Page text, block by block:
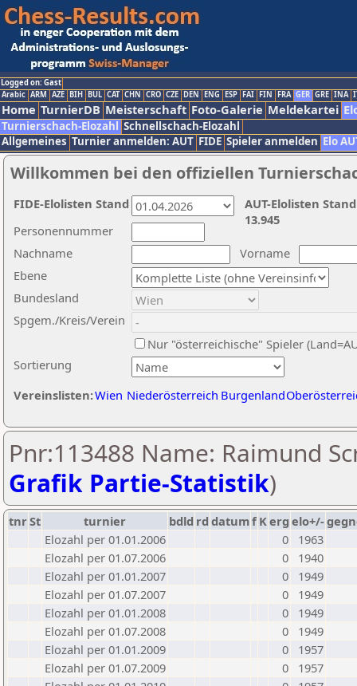
Logged on: Gast
Arabic ARM AZE BIH BUL CAT CHN CRO CZE DEN ENG ESP FAI FIN FRA GER GRE INA
Home TurnierDB Meisterschaft Foto-Galerie Meldekartei
Turnierschach-Elozahl Schnellschach-Elozahl
Allgemeines Turnier anmelden: AUT FIDE Spieler anmelden Elo
Willkommen bei den offiziellen
Nachname
Vorname
Ebene
Sortierung
Personennummer
Bundesland
Spgem./Kreis/Verein
Nur "österreichische" Spieler
Vereinslisten:Wien Niederösterreich Burgenland
AUT-Elolisten
13.945
FIDE-Elolisten Stand
Pnr:113488 Name: Raimund
Grafik Partie-Statistik)
tnrSt turnier bdld rd datumf Kerg elo+/-
Elozahl per 01.01.2006
0
1963
Elozahl per 01.07.2006
0
1940
Elozahl per 01.01.2007
0
1949
Elozahl per 01.07.2007
0
1949
Elozahl per 01.01.2008
0
1949
Elozahl per 01.07.2008
0
1949
Elozahl per 01.01.2009
0
1957
Elozahl per 01.07.2009
0
1957